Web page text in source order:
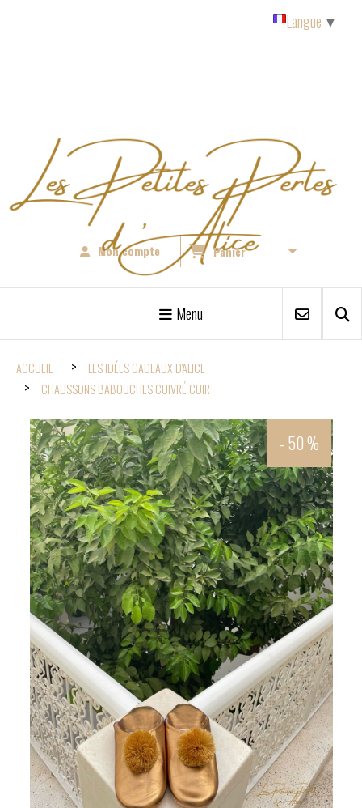
Mon compte Panier
Menu
ACCUEIL
LES IDÉES CADEAUX D'ALICE
CHAUSSONS BABOUCHES CUIVRÉ CUIR
- 50 %
Langue ▼